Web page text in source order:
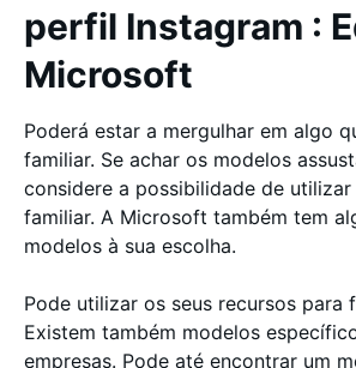
perfil Instagram :
Microsoft
Poderá estar a mergulhar em algo
familiar. Se achar os modelos
considere a possibilidade de utilizar
familiar. A Microsoft também tem
modelos à sua escolha.
Pode utilizar os seus recursos para
Existem também modelos
empresas. Pode até encontrar um